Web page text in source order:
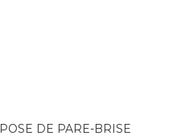
POSE DE PARE-BRISE